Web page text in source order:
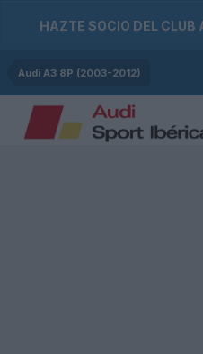
HAZTE SOCIO DEL CLUB
Audi A3 8P (2003-2012)